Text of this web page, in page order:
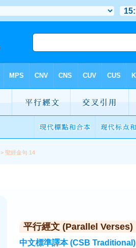
> 聖經金句 14
平行經文 (Parallel Verses)
中文標準譯本 (CSB Traditional)